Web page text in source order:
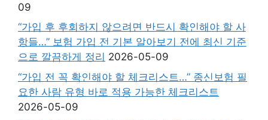
09
“가입 후 후회하지 않으려면 반드시 확인해야 할 사
항들…” 보험 가입 전 기본 알아보기 전에 최신 기준
으로 깔끔하게 정리 2026-05-09
“가입 전 꼭 확인해야 할 체크리스트…” 종신보험 필
요한 사람 유형 바로 적용 가능한 체크리스트
2026-05-09